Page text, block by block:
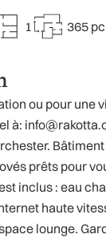
1 365 pc
ou pour une
à:
prêts pour
inclus : eau
haute
lounge.